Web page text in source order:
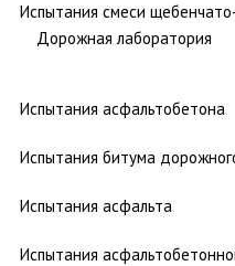
Испытания смеси
Дорожная лаборатория
Испытания асфальтобетона
Испытания битума
Испытания асфальта
Испытания